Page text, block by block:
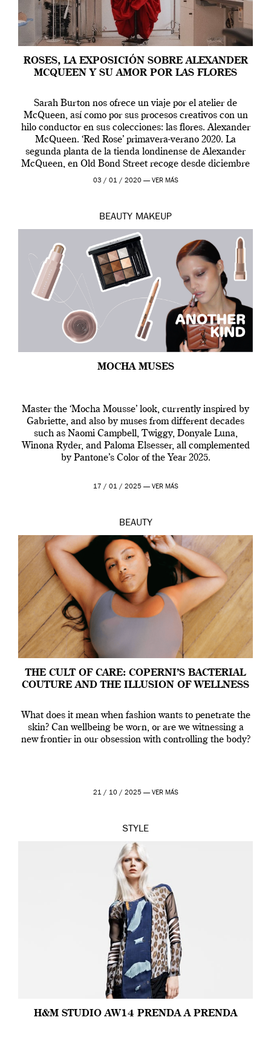
ROSES, LA EXPOSICIÓN SOBRE ALEXANDER
MCQUEEN Y SU AMOR POR LAS FLORES
Sarah Burton nos ofrece un viaje por el atelier de
McQueen, así como por sus procesos creativos con un
hilo conductor en sus colecciones: las flores. Alexander
McQueen. ‘Red Rose’ primavera-verano 2020. La
segunda planta de la tienda londinense de Alexander
McQueen, en Old Bond Street recoge desde diciembre
de 2019 hasta final de abril […]
03 / 01 / 2020 — VER MÁS
BEAUTY MAKEUP
MOCHA MUSES
Master the ‘Mocha Mousse’ look, currently inspired by
Gabriette, and also by muses from different decades
such as Naomi Campbell, Twiggy, Donyale Luna,
Winona Ryder, and Paloma Elsesser, all complemented
by Pantone’s Color of the Year 2025.
17 / 01 / 2025 — VER MÁS
BEAUTY
THE CULT OF CARE: COPERNI’S BACTERIAL
COUTURE AND THE ILLUSION OF WELLNESS
What does it mean when fashion wants to penetrate the
skin? Can wellbeing be worn, or are we witnessing a
new frontier in our obsession with controlling the body?
21 / 10 / 2025 — VER MÁS
STYLE
H&M STUDIO AW14 PRENDA A PRENDA